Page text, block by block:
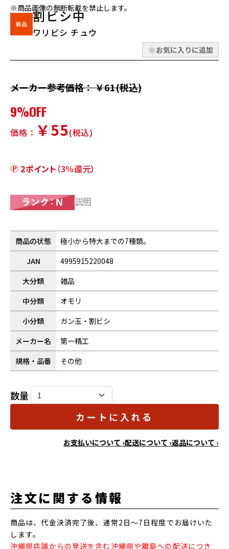
※商品画像の無断転載を禁止します。
割ビシ中
ワリビシ チュウ
お気に入りに追加
メーカー参考価格： ￥61(税込)
9%OFF
価格： ￥55(税込)
2ポイント （3％還元）
説明
商品の状態
極小から特大までの7種類。
JAN
4995915220048
大分類
雑品
中分類
オモリ
小分類
ガン玉・割ビシ
メーカー名
第一精工
規格・品番
その他
数量
カートに入れる
お支払いについて ›配送について ›返品について ›
注文に関する情報
商品は、代金決済完了後、通常2日～7日程度でお届けいた
します。
沖縄県店舗からの発送を含む沖縄県や離島への配送につき